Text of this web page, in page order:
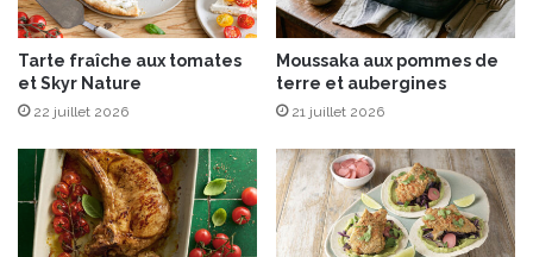
o
ê
l
é
,
t
r
è
s
p
Tarte fraîche aux tomates
et Skyr Nature
22 juillet 2026
Moussaka aux pommes de
terre et aubergines
21 juillet 2026